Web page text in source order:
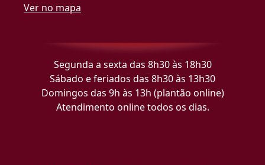
Ver no mapa
Segunda a sexta das 8h30 às 18h30
Sábado e feriados das 8h30 às 13h30
Domingos das 9h às 13h (plantão online)
Atendimento online todos os dias.